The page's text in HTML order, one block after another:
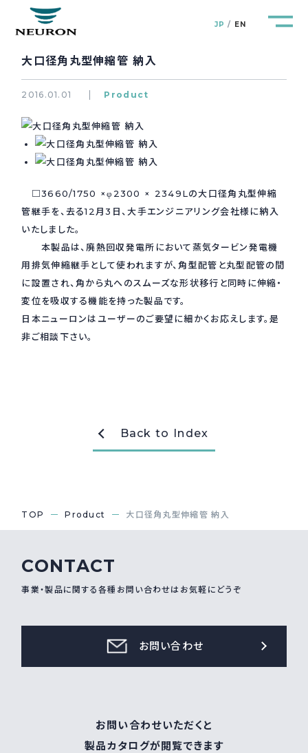
JP EN
管路防災研究所 Pipeline Resilience Lab.
製品＆サービス Products&Service
研究開発
新着情報 News&Topics
採用情報 Recruit
大口径角丸型伸縮管 納入
2016.01.01 Product
□3660/1750 ×φ2300 × 2349Lの大口径角丸型伸縮
管継手を、去る12月3日、大手エンジニアリング会社様に納入
いたしました。
本製品は、廃熱回収発電所において蒸気タービン発電機
用排気伸縮継手として使われますが、角型配管と丸型配管の間
に設置され、角から丸へのスムーズな形状移行と同時に伸縮・
変位を吸収する機能を持った製品です。
日本ニューロンはユーザーのご要望に細かくお応えします。是
非ご相談下さい。
Back to Index
TOP Product 大口径角丸型伸縮管 納入
CONTACT
事業・製品に関する各種お問い合わせはお気軽にどうぞ
お問い合わせ
お問い合わせいただくと
製品カタログが閲覧できます